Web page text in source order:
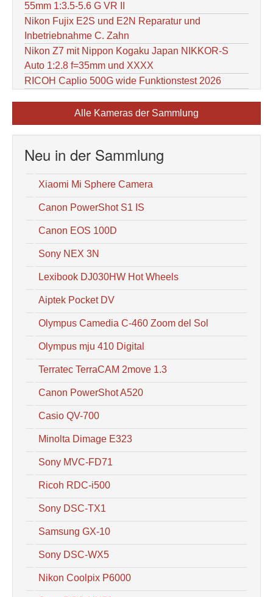
55mm 1:3.5-5.6 G VR II
Nikon Fujix E2S und E2N Reparatur und
Inbetriebnahme C. Zahn
Nikon Z7 mit Nippon Kogaku Japan NIKKOR-S
Auto 1:2.8 f=35mm und XXXX
RICOH Caplio 500G wide Funktionstest 2026
Alle Kameras der Sammlung
Neu in der Sammlung
Xiaomi Mi Sphere Camera
Canon PowerShot S1 IS
Canon EOS 100D
Sony NEX 3N
Lexibook DJ030HW Hot Wheels
Aiptek Pocket DV
Olympus Camedia C-460 Zoom del Sol
Olympus mju 410 Digital
Terratec TerraCAM 2move 1.3
Canon PowerShot A520
Casio QV-700
Minolta Dimage E323
Sony MVC-FD71
Ricoh RDC-i500
Sony DSC-TX1
Samsung GX-10
Sony DSC-WX5
Nikon Coolpix P6000